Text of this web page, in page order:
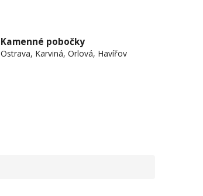
Kamenné pobočky
Ostrava, Karviná, Orlová, Havířov